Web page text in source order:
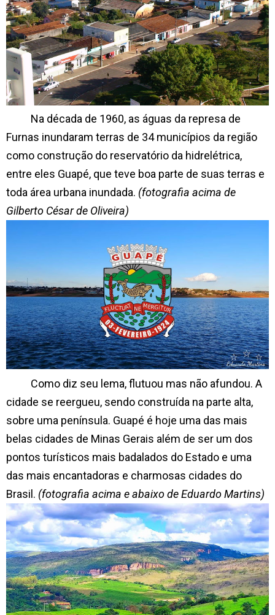
Na década de 1960, as águas da represa de
Furnas inundaram terras de 34 municípios da região
como construção do reservatório da hidrelétrica,
entre eles Guapé, que teve boa parte de suas terras e
toda área urbana inundada. (fotografia acima de
Gilberto César de Oliveira)
Como diz seu lema, flutuou mas não afundou. A
cidade se reergueu, sendo construída na parte alta,
sobre uma península. Guapé é hoje uma das mais
belas cidades de Minas Gerais além de ser um dos
pontos turísticos mais badalados do Estado e uma
das mais encantadoras e charmosas cidades do
Brasil. (fotografia acima e abaixo de Eduardo Martins)